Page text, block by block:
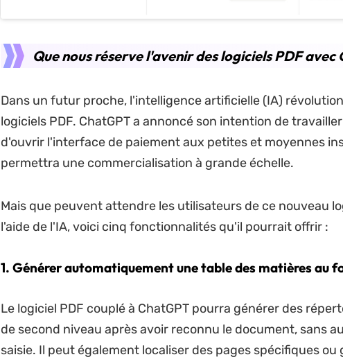
Que nous réserve l'avenir des logiciels PDF avec
Dans un futur proche, l'intelligence artificielle (IA)
logiciels PDF. ChatGPT a annoncé son intention de
d'ouvrir l'interface de paiement aux petites et moyennes
permettra une commercialisation à grande échelle.
Mais que peuvent attendre les utilisateurs de ce nouveau
l'aide de l'IA, voici cinq fonctionnalités qu'il pourrait offrir :
1. Générer automatiquement une table des matières au
Le logiciel PDF couplé à ChatGPT pourra générer des
de second niveau après avoir reconnu le document, sans
saisie. Il peut également localiser des pages spécifiques ou